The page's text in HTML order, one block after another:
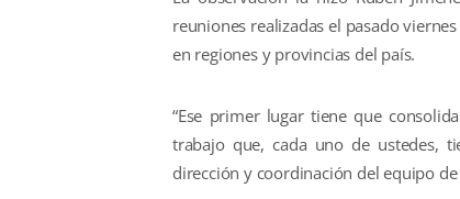
reuniones realizadas el pasado
en regiones y provincias del país.
“Ese primer lugar tiene que
trabajo que, cada uno de ustedes,
dirección y coordinación del equipo